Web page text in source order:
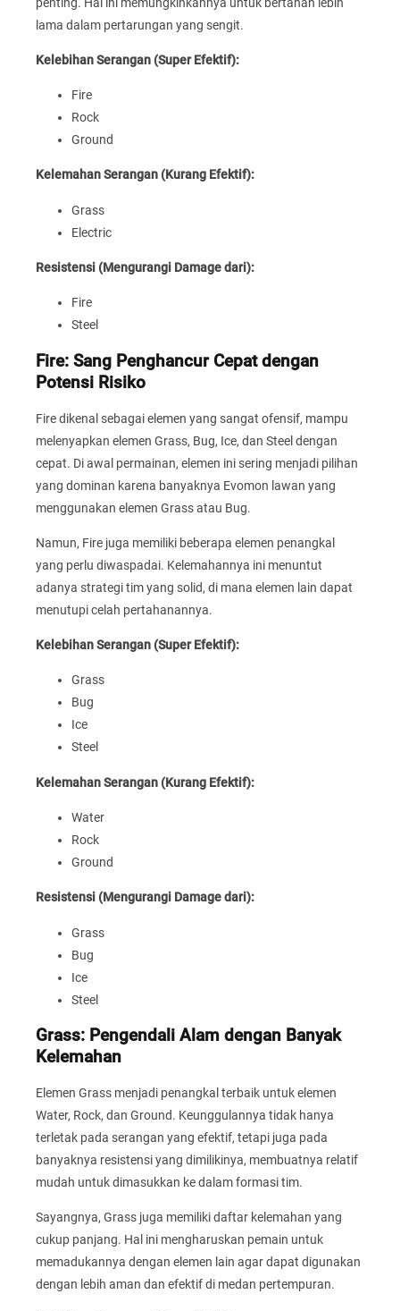
lama dalam pertarungan yang sengit.
Kelebihan Serangan (Super Efektif):
Fire
Rock
Ground
Kelemahan Serangan (Kurang Efektif):
Grass
Electric
Resistensi (Mengurangi Damage dari):
Fire
Steel
Fire: Sang Penghancur Cepat dengan
Potensi Risiko
Fire dikenal sebagai elemen yang sangat ofensif, mampu
melenyapkan elemen Grass, Bug, Ice, dan Steel dengan
cepat. Di awal permainan, elemen ini sering menjadi pilihan
yang dominan karena banyaknya Evomon lawan yang
menggunakan elemen Grass atau Bug.
Namun, Fire juga memiliki beberapa elemen penangkal
yang perlu diwaspadai. Kelemahannya ini menuntut
adanya strategi tim yang solid, di mana elemen lain dapat
menutupi celah pertahanannya.
Kelebihan Serangan (Super Efektif):
Grass
Bug
Ice
Steel
Kelemahan Serangan (Kurang Efektif):
Water
Rock
Ground
Resistensi (Mengurangi Damage dari):
Grass
Bug
Ice
Steel
Grass: Pengendali Alam dengan Banyak
Kelemahan
Elemen Grass menjadi penangkal terbaik untuk elemen
Water, Rock, dan Ground. Keunggulannya tidak hanya
terletak pada serangan yang efektif, tetapi juga pada
banyaknya resistensi yang dimilikinya, membuatnya relatif
mudah untuk dimasukkan ke dalam formasi tim.
Sayangnya, Grass juga memiliki daftar kelemahan yang
cukup panjang. Hal ini mengharuskan pemain untuk
memadukannya dengan elemen lain agar dapat digunakan
dengan lebih aman dan efektif di medan pertempuran.